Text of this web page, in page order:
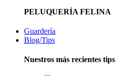
PELUQUERÍA FELINA
Guardería
Blog/Tips
Nuestros más recientes tips